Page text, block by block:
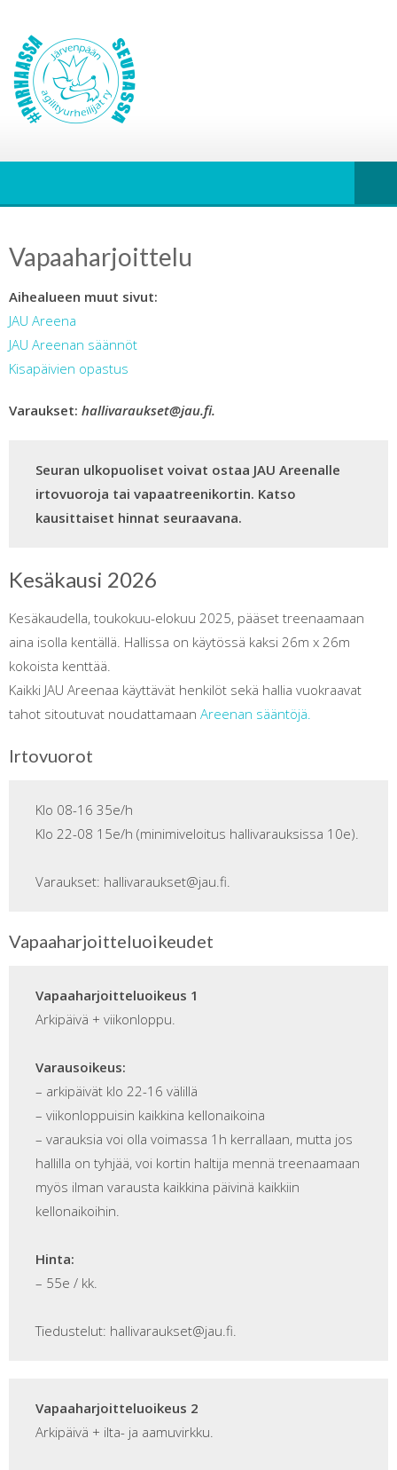
Vapaaharjoittelu
Aihealueen muut sivut:
JAU Areena
JAU Areenan säännöt
Kisapäivien opastus
Varaukset: hallivaraukset@jau.fi.
Seuran ulkopuoliset voivat ostaa JAU Areenalle
irtovuoroja tai vapaatreenikortin. Katso
kausittaiset hinnat seuraavana.
Kesäkausi 2026
Kesäkaudella, toukokuu-elokuu 2025, pääset treenaamaan
aina isolla kentällä. Hallissa on käytössä kaksi 26m x 26m
kokoista kenttää.
Kaikki JAU Areenaa käyttävät henkilöt sekä hallia vuokraavat
tahot sitoutuvat noudattamaan Areenan sääntöjä.
Irtovuorot
Klo 08-16 35e/h
Klo 22-08 15e/h (minimiveloitus hallivarauksissa 10e).
Varaukset: hallivaraukset@jau.fi.
Vapaaharjoitteluoikeudet
Vapaaharjoitteluoikeus 1
Arkipäivä + viikonloppu.
Varausoikeus:
– arkipäivät klo 22-16 välillä
– viikonloppuisin kaikkina kellonaikoina
– varauksia voi olla voimassa 1h kerrallaan, mutta jos
hallilla on tyhjää, voi kortin haltija mennä treenaamaan
myös ilman varausta kaikkina päivinä kaikkiin
kellonaikoihin.
Hinta:
– 55e / kk.
Tiedustelut: hallivaraukset@jau.fi.
Vapaaharjoitteluoikeus 2
Arkipäivä + ilta- ja aamuvirkku.